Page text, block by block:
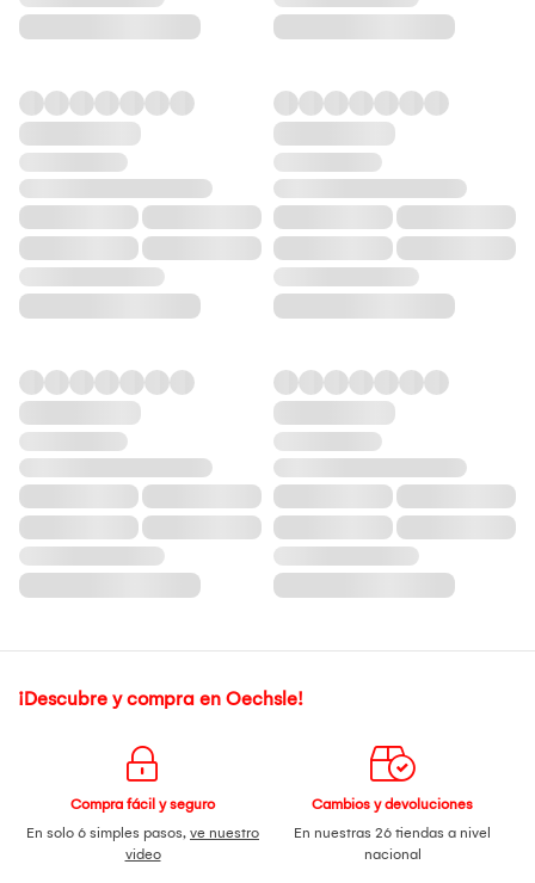
¡Descubre y compra en Oechsle!
Compra fácil y seguro
En solo 6 simples pasos, ve nuestro
video
Cambios y devoluciones
En nuestras 26 tiendas a nivel
nacional